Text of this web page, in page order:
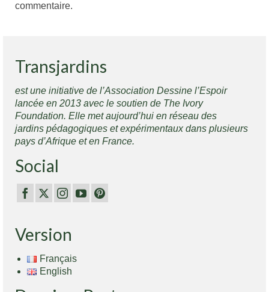
commentaire.
Transjardins
est une initiative de l’Association Dessine l’Espoir
lancée en 2013 avec le soutien de The Ivory
Foundation. Elle met aujourd’hui en réseau des
jardins pédagogiques et expérimentaux dans plusieurs
pays d’Afrique et en France.
Social
Version
Français
English